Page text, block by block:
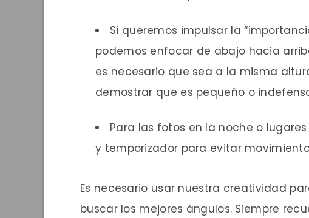
Si queremos impulsar la
podemos enfocar de abajo hacia
es necesario que sea a la misma
demostrar que es pequeño o
Para las fotos en la noche o
y temporizador para evitar
Es necesario usar nuestra creatividad
buscar los mejores ángulos. Siempre